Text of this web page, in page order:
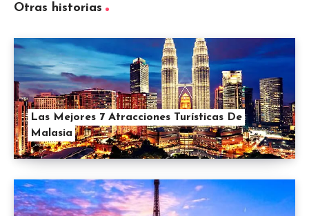
Otras historias
Las Mejores 7 Atracciones Turísticas De
Malasia